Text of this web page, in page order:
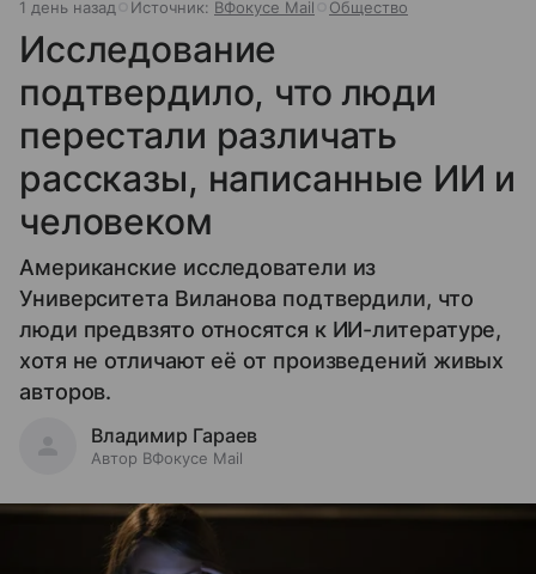
1 день назад Источник: ВФокусе Mail Общество
Исследование
подтвердило, что люди
перестали различать
рассказы, написанные ИИ и
человеком
Американские исследователи из
Университета Виланова подтвердили, что
люди предвзято относятся к ИИ-литературе,
хотя не отличают её от произведений живых
авторов.
Владимир Гараев
Автор ВФокусе Mail